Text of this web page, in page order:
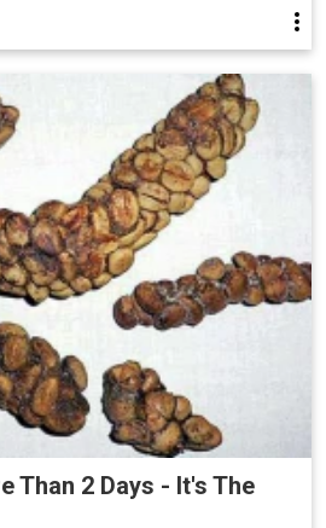
Than 2 Days - It's The